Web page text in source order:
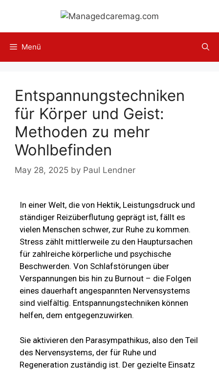
Menü
Entspannungstechniken
für Körper und Geist:
Methoden zu mehr
Wohlbefinden
May 28, 2025 by Paul Lendner
In einer Welt, die von Hektik, Leistungsdruck und
ständiger Reizüberflutung geprägt ist, fällt es
vielen Menschen schwer, zur Ruhe zu kommen.
Stress zählt mittlerweile zu den Hauptursachen
für zahlreiche körperliche und psychische
Beschwerden. Von Schlafstörungen über
Verspannungen bis hin zu Burnout – die Folgen
eines dauerhaft angespannten Nervensystems
sind vielfältig. Entspannungstechniken können
helfen, dem entgegenzuwirken.
Sie aktivieren den Parasympathikus, also den Teil
des Nervensystems, der für Ruhe und
Regeneration zuständig ist. Der gezielte Einsatz